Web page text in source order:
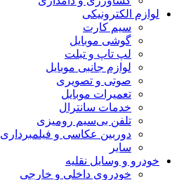
لوازم الکترونیکی
سیم کارت
گوشی موبایل
لپ تاپ و تبلت
لوازم جانبی موبایل
صوتی و تصویری
تعمیرات موبایل
خدمات سانترال
تلفن بی‌سیم رومیزی
دوربین عکاسی و فیلمبرداری
سایر
خودرو و وسایل نقلیه
خودروی داخلی و خارجی